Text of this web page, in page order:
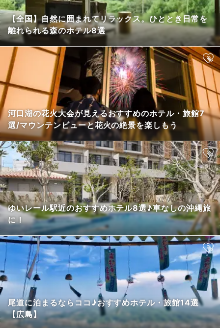
【全国】自然に囲まれてリラックス。ひととき日常を
離れられる森のホテル8選
河口湖の花火大会が見えるおすすめのホテル・旅館7
選/マウンテンビューと花火の絶景を楽しもう
ゆいレール駅近のおすすめホテル8選♪車なしの沖縄旅
に！
尾道に泊まるならココ♪おすすめホテル・旅館14選
【広島】